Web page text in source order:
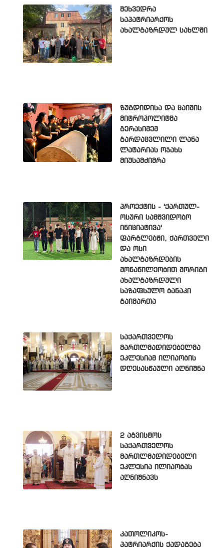
შეხვედრა
საპატრიარქოს
ახალგაზრდულ სახლში
ზუგდიდისა და ცაიშის
მიტროპოლიტმა
გერასიმემ
გარდაცვლილი ლანა
ლატარიას ოჯახს
მიუსამძიმრა
პროექტის - 'ქართულ-
ოსური სამშვიდობო
ინიციატივა'
ფარგლებში, ქართველი
და ოსი
ახალგაზრდების
მონაწილეობით მორიგი
ახალგაზრდული
საზაფხულო ბანაკი
გაიმართა
საქართველოს
მართლმადიდებელმა
ეკლესიამ ილიაობის
დღესასწაული აღნიშნა
2 აგვისტოს
საქართველოს
მართლმადიდებელი
ეკლესია ილიაობას
აღნიშნავს
კათოლიკოს-
პატრიარქის ქადაგება